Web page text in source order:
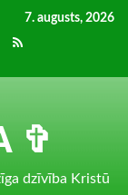
7. augusts, 2026
RSS
✞
dzīvība Kristū